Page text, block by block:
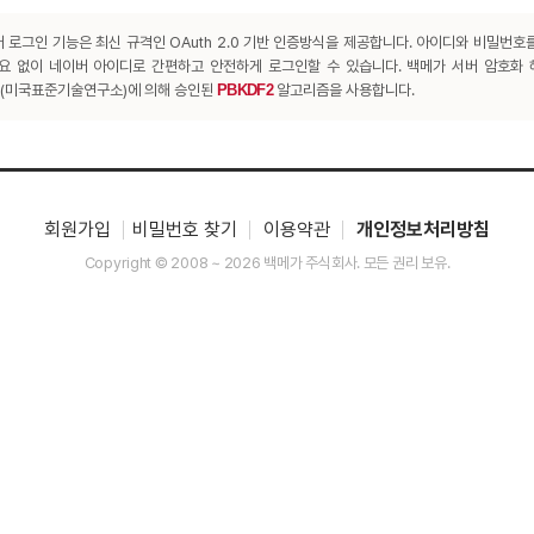
로그인 기능은 최신 규격인 OAuth 2.0 기반 인증방식을 제공합니다. 아이디와 비밀번호
없이 네이버 아이디로 간편하고 안전하게 로그인할 수 있습니다. 백메가 서버 암호화
국표준기술연구소)에 의해 승인된 PBKDF2알고리즘을 사용합니다.
회원가입 비밀번호 찾기 이용약관 개인정보처리방침
Copyright © 2008 ~ 2026 백메가 주식회사. 모든 권리 보유.